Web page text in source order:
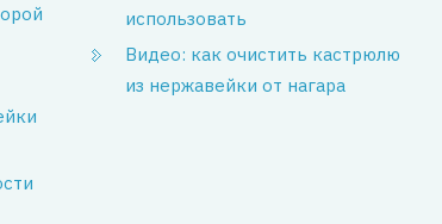
использовать
Видео: как очистить кастрюлю
из нержавейки от нагара